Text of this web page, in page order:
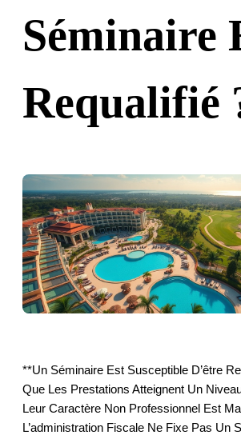
Séminaire
Requalifié
**Un Séminaire Est Susceptible D’être
Que Les Prestations Atteignent Un
Leur Caractère Non Professionnel Est
L’administration Fiscale Ne Fixe Pas Un